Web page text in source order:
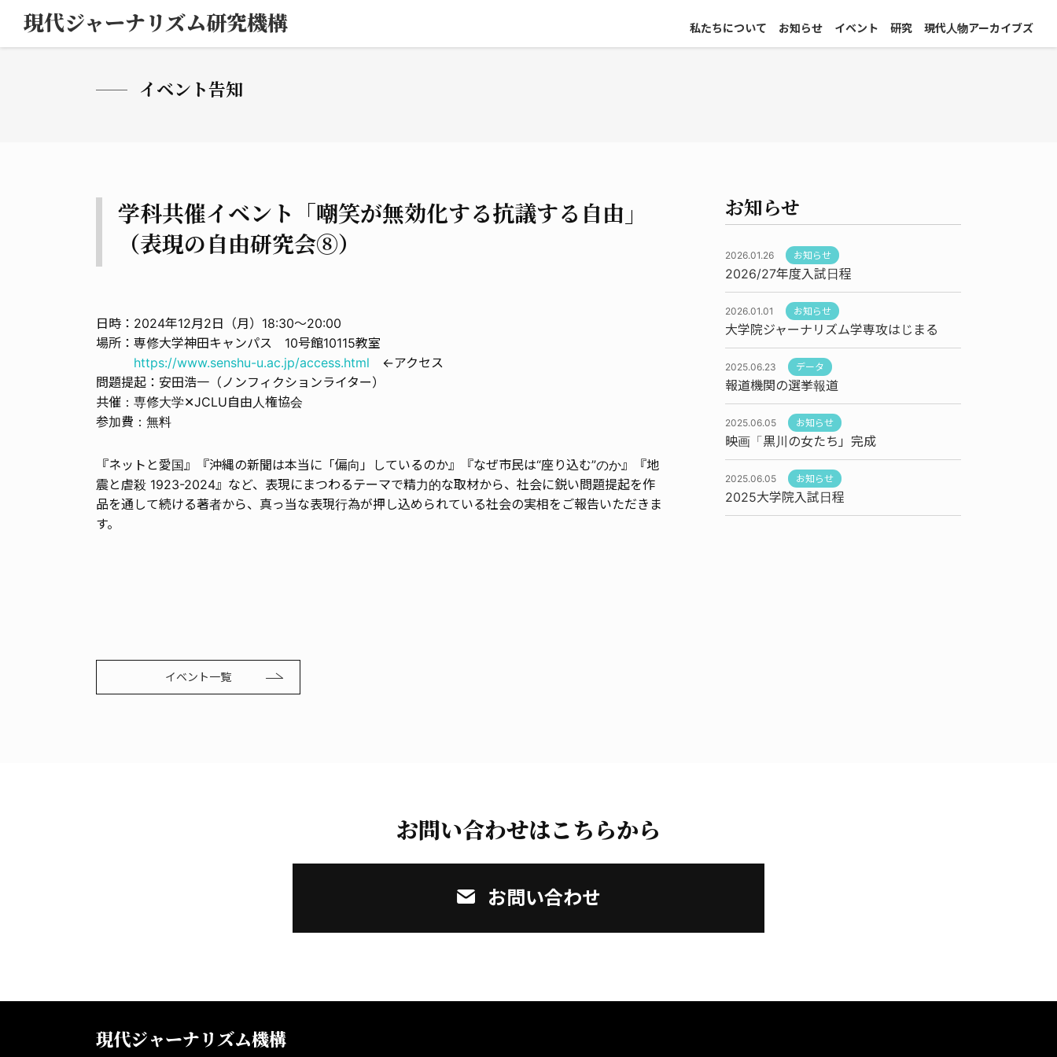
現代ジャーナリズム研究機構 私たちについて お知らせ イベント 研究 現代人物アーカイブズ
イベント告知
学科共催イベント「嘲笑が無効化する抗議する自由」
（表現の自由研究会⑧）
日時：2024年12月2日（月）18:30～20:00
場所：専修大学神田キャンパス 10号館10115教室
https://www.senshu-u.ac.jp/access.html ←アクセス
問題提起：安田浩一（ノンフィクションライター）
共催：専修大学✕JCLU自由人権協会
参加費：無料
『ネットと愛国』『沖縄の新聞は本当に「偏向」しているのか』『なぜ市民は“座り込む”のか』『地
震と虐殺 1923-2024』など、表現にまつわるテーマで精力的な取材から、社会に鋭い問題提起を作
品を通して続ける著者から、真っ当な表現行為が押し込められている社会の実相をご報告いただきま
す。
イベント一覧
お知らせ
2026.01.26 お知らせ
2026/27年度入試日程
2026.01.01 お知らせ
大学院ジャーナリズム学専攻はじまる
2025.06.23 データ
報道機関の選挙報道
2025.06.05 お知らせ
映画「黒川の女たち」完成
2025.06.05 お知らせ
2025大学院入試日程
お問い合わせはこちらから
お問い合わせ
現代ジャーナリズム機構